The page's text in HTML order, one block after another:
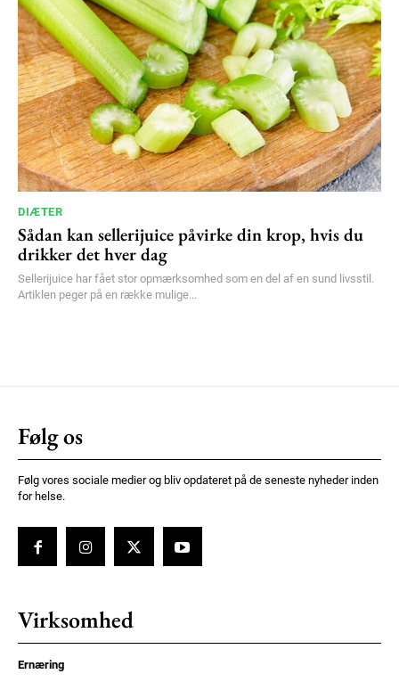
DIÆTER
Sådan kan sellerijuice påvirke din krop, hvis du
drikker det hver dag
Sellerijuice har fået stor opmærksomhed som en del af en sund livsstil.
Artiklen peger på en række mulige...
Følg os
Følg vores sociale medier og bliv opdateret på de seneste nyheder inden
for helse.
Virksomhed
Ernæring